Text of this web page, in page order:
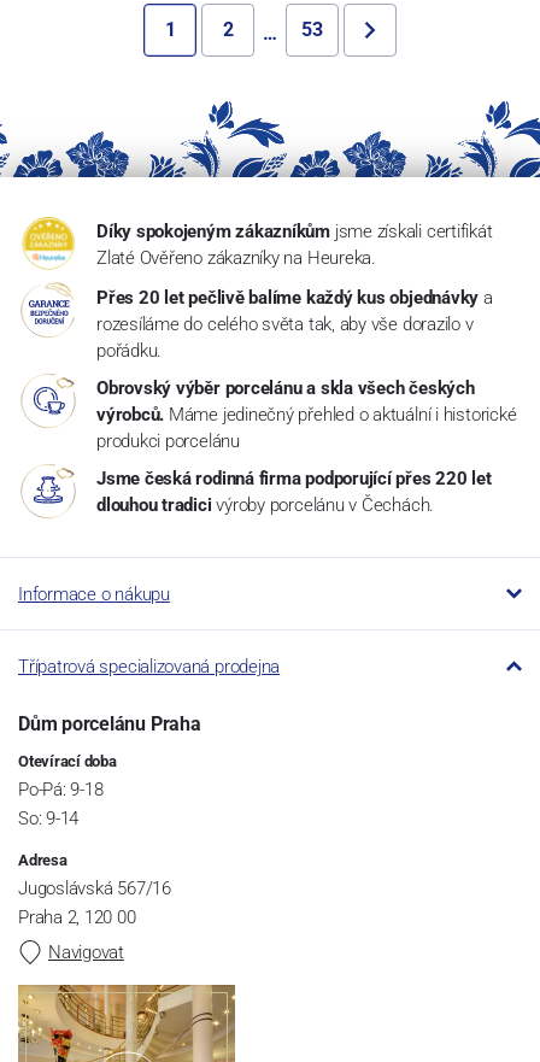
1 2 … 53
Díky spokojeným zákazníkům jsme získali certifikát
Zlaté Ověřeno zákazníky na Heureka.
Přes 20 let pečlivě balíme každý kus objednávky a
rozesíláme do celého světa tak, aby vše dorazilo v
pořádku.
Obrovský výběr porcelánu a skla všech českých
výrobců. Máme jedinečný přehled o aktuální i historické
produkci porcelánu
Jsme česká rodinná firma podporující přes 220 let
dlouhou tradici výroby porcelánu v Čechách.
Informace o nákupu
Třípatrová specializovaná prodejna
Dům porcelánu Praha
Otevírací doba
Po-Pá: 9-18
So: 9-14
Adresa
Jugoslávská 567/16
Praha 2, 120 00
Navigovat